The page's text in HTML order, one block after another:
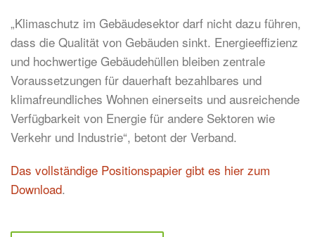
„Klimaschutz im Gebäudesektor darf nicht dazu führen,
dass die Qualität von Gebäuden sinkt. Energieeffizienz
und hochwertige Gebäudehüllen bleiben zentrale
Voraussetzungen für dauerhaft bezahlbares und
klimafreundliches Wohnen einerseits und ausreichende
Verfügbarkeit von Energie für andere Sektoren wie
Verkehr und Industrie“, betont der Verband.
Das vollständige Positionspapier gibt es hier zum
Download.